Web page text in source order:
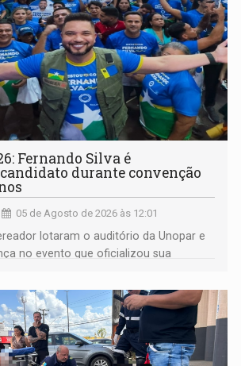
Fernando Silva é
durante convenção
05 de Agosto de 2026 às 12:01
lotaram o auditório da Unopar e
no evento que oficializou sua